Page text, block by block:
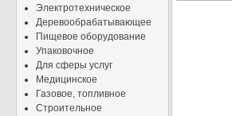
Электротехническое
Деревообрабатывающее
Пищевое оборудование
Упаковочное
Для сферы услуг
Медицинское
Газовое, топливное
Строительное